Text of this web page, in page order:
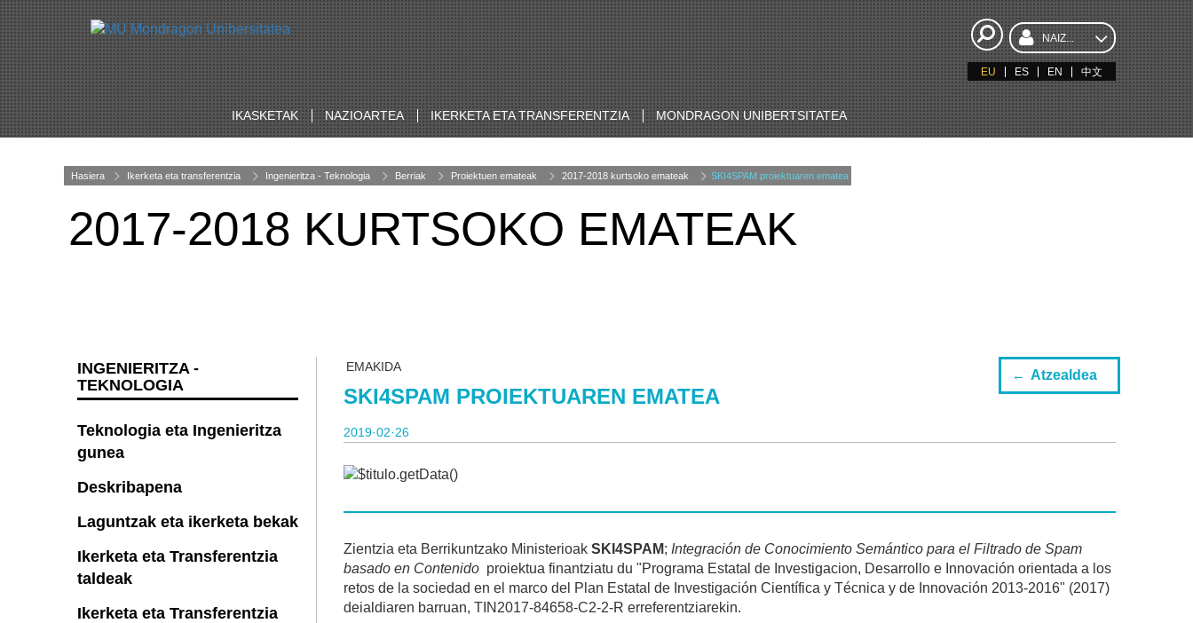
NAIZ...
EU ES EN 中文
IKASKETAK NAZIOARTEA IKERKETA ETA TRANSFERENTZIA MONDRAGON UNIBERTSITATEA
Hasiera Ikerketa eta transferentzia Ingenieritza - Teknologia Berriak Proiektuen emateak 2017-2018 kurtsoko emateak SKI4SPAM proiektuaren ematea
2017-2018 KURTSOKO EMATEAK
Atzealdea
EMAKIDA
SKI4SPAM PROIEKTUAREN EMATEA
2019·02·26
Zientzia eta Berrikuntzako Ministerioak SKI4SPAM; Integración de Conocimiento Semántico para el Filtrado de Spam
basado en Contenido proiektua finantziatu du "Programa Estatal de Investigacion, Desarrollo e Innovación orientada a los
retos de la sociedad en el marco del Plan Estatal de Investigación Científica y Técnica y de Innovación 2013-2016" (2017)
deialdiaren barruan, TIN2017-84658-C2-2-R erreferentziarekin.
INGENIERITZA -
TEKNOLOGIA
Teknologia eta Ingenieritza
gunea
Deskribapena
Laguntzak eta ikerketa bekak
Ikerketa eta Transferentzia
taldeak
Ikerketa eta Transferentzia